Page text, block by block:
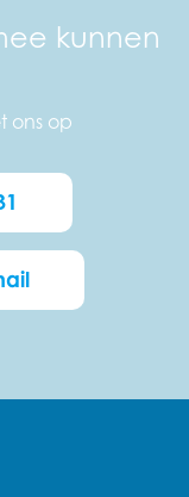
kunnen
ons op